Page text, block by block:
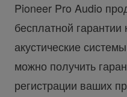
Pioneer Pro Audio
бесплатной
акустические
можно получить
регистрации ваших